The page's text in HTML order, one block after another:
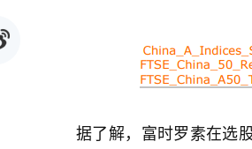
据了解，富时罗素在选